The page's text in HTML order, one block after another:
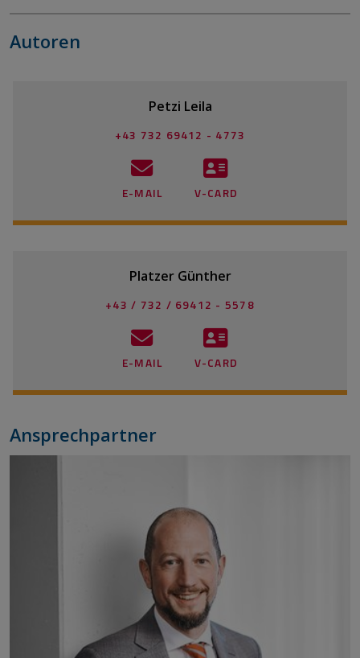
Autoren
Petzi Leila
+43 732 69412 - 4773
E-MAIL V-CARD
Platzer Günther
+43 / 732 / 69412 - 5578
E-MAIL V-CARD
Ansprechpartner